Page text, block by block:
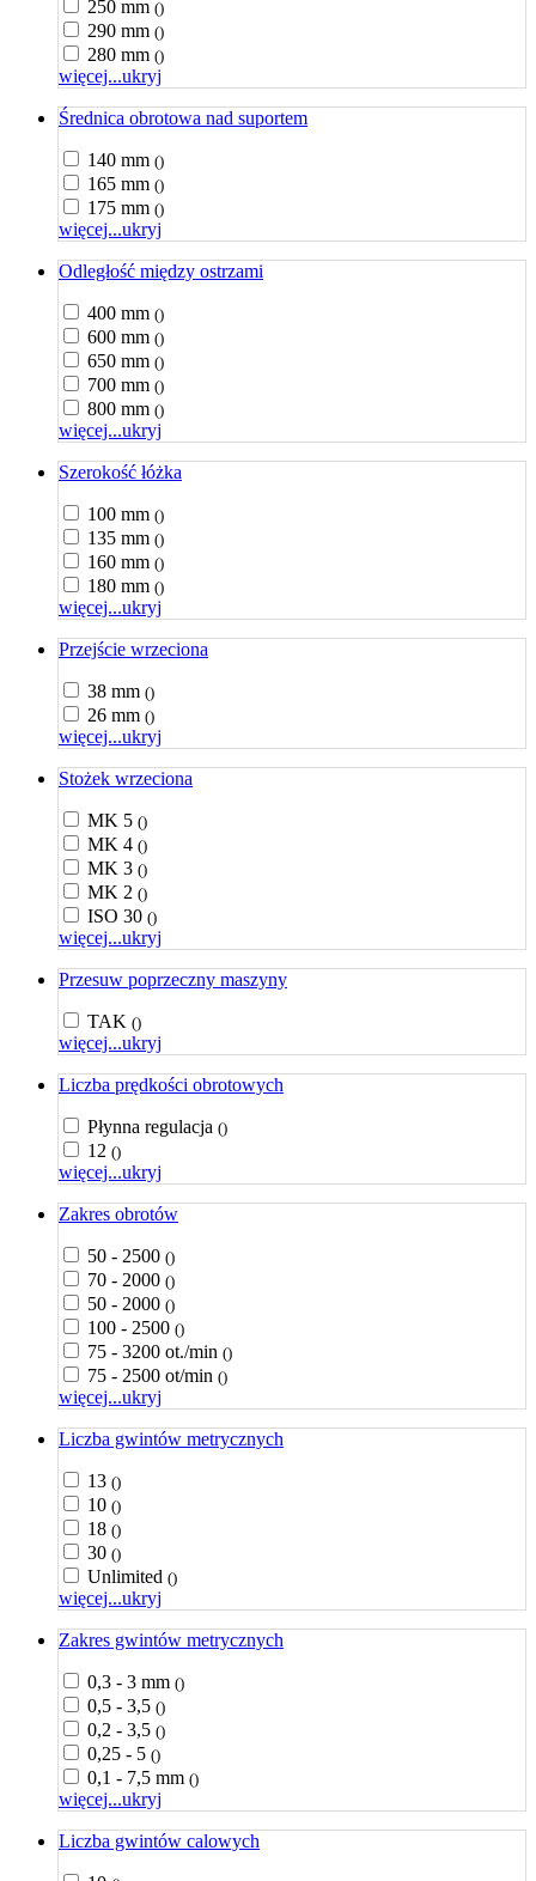
250 mm ()
290 mm ()
280 mm ()
więcej...ukryj
Średnica obrotowa nad suportem
140 mm ()
165 mm ()
175 mm ()
więcej...ukryj
Odległość między ostrzami
400 mm ()
600 mm ()
650 mm ()
700 mm ()
800 mm ()
więcej...ukryj
Szerokość łóżka
100 mm ()
135 mm ()
160 mm ()
180 mm ()
więcej...ukryj
Przejście wrzeciona
38 mm ()
26 mm ()
więcej...ukryj
Stożek wrzeciona
MK 5 ()
MK 4 ()
MK 3 ()
MK 2 ()
ISO 30 ()
więcej...ukryj
Przesuw poprzeczny maszyny
TAK ()
więcej...ukryj
Liczba prędkości obrotowych
Płynna regulacja ()
12 ()
więcej...ukryj
Zakres obrotów
50 - 2500 ()
70 - 2000 ()
50 - 2000 ()
100 - 2500 ()
75 - 3200 ot./min ()
75 - 2500 ot/min ()
więcej...ukryj
Liczba gwintów metrycznych
13 ()
10 ()
18 ()
30 ()
Unlimited ()
więcej...ukryj
Zakres gwintów metrycznych
0,3 - 3 mm ()
0,5 - 3,5 ()
0,2 - 3,5 ()
0,25 - 5 ()
0,1 - 7,5 mm ()
więcej...ukryj
Liczba gwintów calowych